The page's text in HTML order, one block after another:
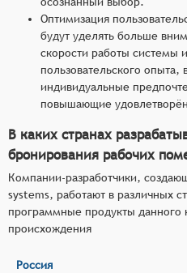
Оптимизация
будут уделять больше
скорости работы системы
пользовательского
индивидуальные
повышающие
В каких странах
бронирования рабочих
Компании-разработчики,
systems, работают в различных
программные продукты данного
происхождения
Россия